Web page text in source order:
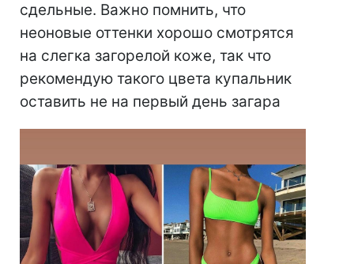
сдельные. Важно помнить, что
неоновые оттенки хорошо смотрятся
на слегка загорелой коже, так что
рекомендую такого цвета купальник
оставить не на первый день загара